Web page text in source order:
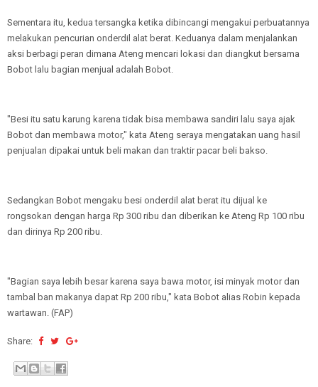
Sementara itu, kedua tersangka ketika dibincangi mengakui perbuatannya
melakukan pencurian onderdil alat berat. Keduanya dalam menjalankan
aksi berbagi peran dimana Ateng mencari lokasi dan diangkut bersama
Bobot lalu bagian menjual adalah Bobot.
"Besi itu satu karung karena tidak bisa membawa sandiri lalu saya ajak
Bobot dan membawa motor," kata Ateng seraya mengatakan uang hasil
penjualan dipakai untuk beli makan dan traktir pacar beli bakso.
Sedangkan Bobot mengaku besi onderdil alat berat itu dijual ke
rongsokan dengan harga Rp 300 ribu dan diberikan ke Ateng Rp 100 ribu
dan dirinya Rp 200 ribu.
"Bagian saya lebih besar karena saya bawa motor, isi minyak motor dan
tambal ban makanya dapat Rp 200 ribu," kata Bobot alias Robin kepada
wartawan. (FAP)
Share: